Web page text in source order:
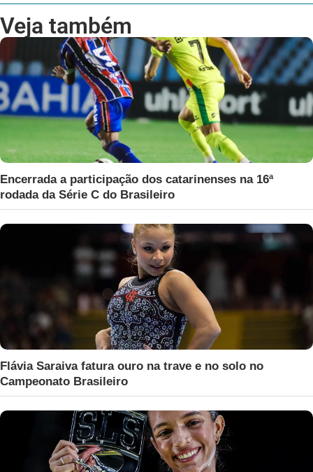
Veja também
Encerrada a participação dos catarinenses na 16ª
rodada da Série C do Brasileiro
Flávia Saraiva fatura ouro na trave e no solo no
Campeonato Brasileiro